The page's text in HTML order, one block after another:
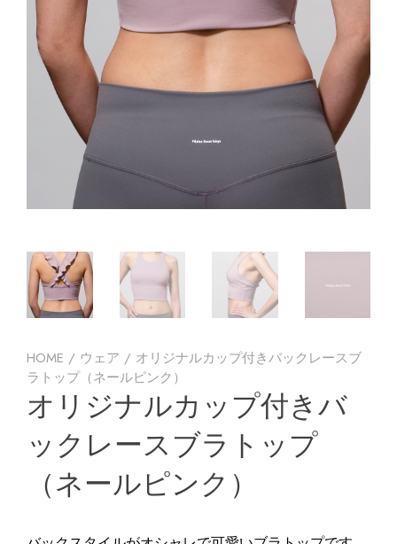
HOME / ウェア / オリジナルカップ付きバックレースブ
ラトップ（ネールピンク）
オリジナルカップ付きバ
ックレースブラトップ
（ネールピンク）